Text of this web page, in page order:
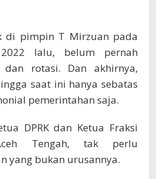
di pimpin T Mirzuan pada
lalu, belum pernah
rotasi. Dan akhirnya,
saat ini hanya sebatas
pemerintahan saja.
DPRK dan Ketua Fraksi
Tengah, tak perlu
yang bukan urusannya.